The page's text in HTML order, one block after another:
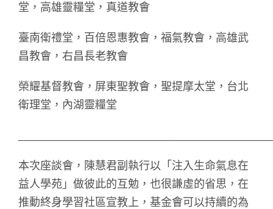
堂，高雄靈糧堂，真道教會
臺南衛禮堂，百倍恩惠教會，福氣教會，高雄武
昌教會，右昌長老教會
榮耀基督教會，屏東聖教會，聖提摩太堂，台北
衛理堂，內湖靈糧堂
本次座談會，陳慧君副執行以「注入生命氣息在
益人學苑」做彼此的互勉，也很謙虛的省思，在
推動終身學習社區宣教上，基金會可以持續的為